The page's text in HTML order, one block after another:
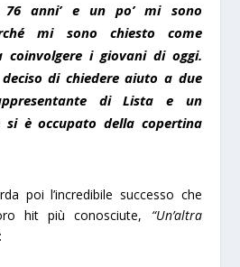
76 anni’ e un po’ mi sono
mi sono chiesto come
i giovani di oggi.
di chiedere aiuto a due
di Lista e un
si è occupato della copertina
poi l’incredibile successo che
hit più conosciute, “Un’altra
: